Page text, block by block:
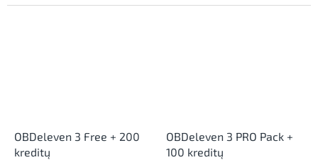
Seat, Skoda ir Volkswagen
OBDeleven 3 Free + 200
kreditų
OBDeleven 3 PRO Pack +
100 kreditų